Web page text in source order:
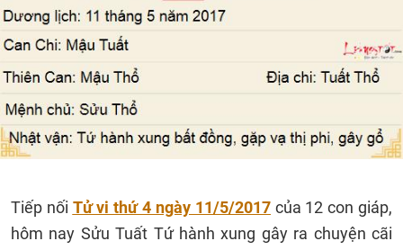
Tiếp nối Tử vi thứ 4 ngày 11/5/2017của 12 con giáp,
hôm nay Sửu Tuất Tứ hành xung gây ra chuyện cãi